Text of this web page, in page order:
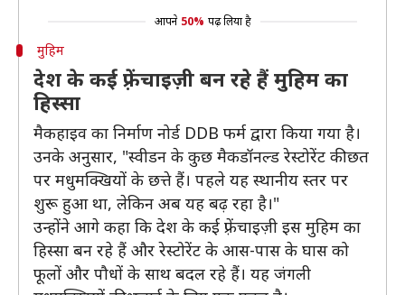
आपने 50% पढ़ लिया है
मुहिम
देश के कई फ़्रेंचाइज़ी बन रहे हैं मुहिम का
हिस्सा
मैकहाइव का निर्माण नोर्ड DDB फर्म द्वारा किया गया है।
उनके अनुसार, "स्वीडन के कुछ मैकडॉनल्ड रेस्टोरेंट की छत
पर मधुमक्खियों के छत्ते हैं। पहले यह स्थानीय स्तर पर
शुरू हुआ था, लेकिन अब यह बढ़ रहा है।"
उन्होंने आगे कहा कि देश के कई फ़्रेंचाइज़ी इस मुहिम का
हिस्सा बन रहे हैं और रेस्टोरेंट के आस-पास के घास को
फूलों और पौधों के साथ बदल रहे हैं। यह जंगली